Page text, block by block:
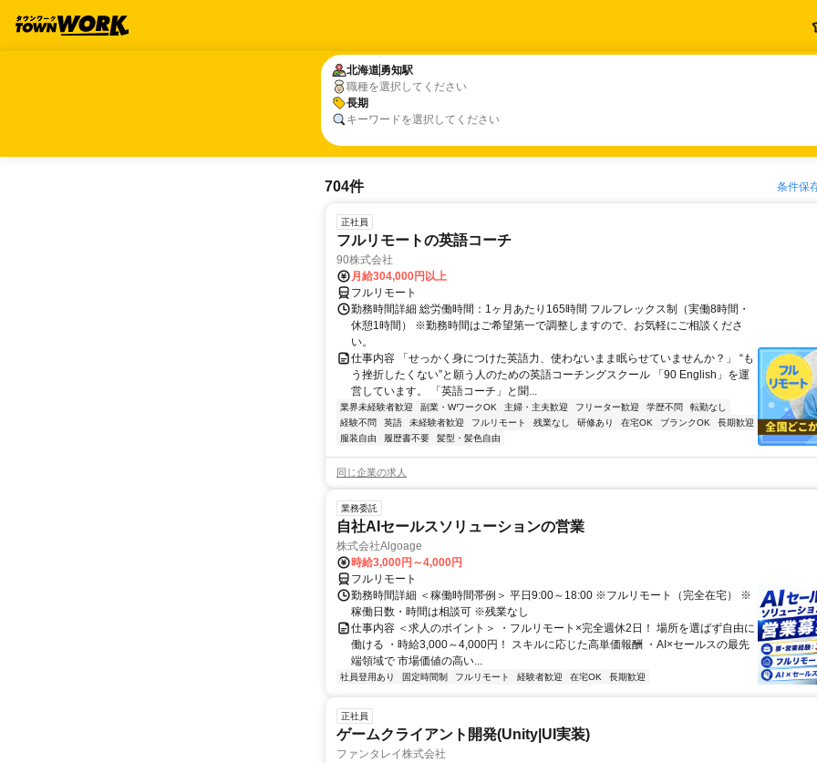
北海道勇知駅
職種を選択してください
長期
キーワードを選択してください
北海道勇知駅
長期
704件 条件保
正社員
フルリモートの英語コーチ
90株式会社
月給304,000円以上
フルリモート
勤務時間詳細 総労働時間：1ヶ月あたり165時間 フルフレックス制（実働8時間・
休憩1時間） ※勤務時間はご希望第一で調整しますので、お気軽にご相談くださ
い。
仕事内容 「せっかく身につけた英語力、使わないまま眠らせていませんか？」 “も
う挫折したくない”と願う人のための英語コーチングスクール 「90 English」を運
営しています。 「英語コーチ」と聞...
業界未経験者歓迎 副業・WワークOK 主婦・主夫歓迎 フリーター歓迎 学歴不問
転勤なし
経験不問
英語 未経験者歓迎 フルリモート 残業なし 研修あり 在宅OK ブランクOK
長期歓迎
服装自由
履歴書不要 髪型・髪色自由
同じ企業の求人
業務委託
自社AIセールスソリューションの営業
株式会社Algoage
時給3,000円～4,000円
フルリモート
勤務時間詳細 ＜稼働時間帯例＞ 平日9:00～18:00 ※フルリモート（完全在宅） ※
稼働日数・時間は相談可 ※残業なし
仕事内容 ＜求人のポイント＞ ・フルリモート×完全週休2日！ 場所を選ばず自由に
働ける ・時給3,000～4,000円！ スキルに応じた高単価報酬 ・AI×セールスの最先
端領域で 市場価値の高い...
社員登用あり 固定時間制 フルリモート 経験者歓迎 在宅OK 長期歓迎
正社員
ゲームクライアント開発(Unity|UI実装)
ファンタレイ株式会社